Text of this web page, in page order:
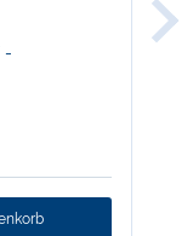
-
EVE